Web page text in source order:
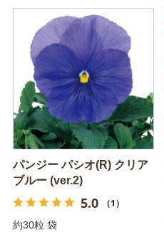
パンジー パシオ(R) クリア
ブルー (ver.2)
5.0 （1）
約30粒 袋